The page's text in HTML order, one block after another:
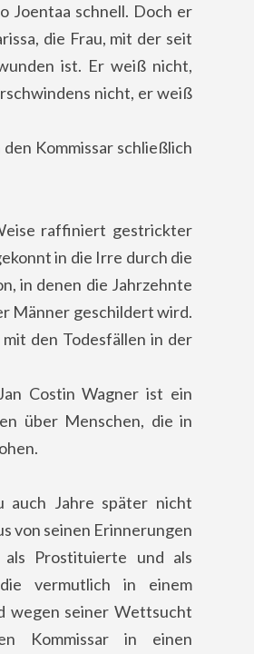
Joentaa schnell. Doch er
die Frau, mit der seit
ist. Er weiß nicht,
nicht, er weiß
Kommissar schließlich
raffiniert gestrickter
in die Irre durch die
in denen die Jahrzehnte
Männer geschildert wird.
den Todesfällen in der
Costin Wagner ist ein
über Menschen, die in
auch Jahre später nicht
von seinen Erinnerungen
Prostituierte und als
vermutlich in einem
wegen seiner Wettsucht
Kommissar in einen